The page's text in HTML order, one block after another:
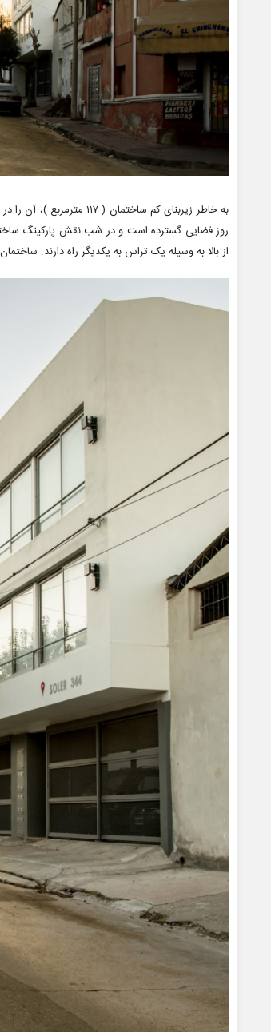
به خاطر زیربنای کم
روز فضایی گسترده است و در شب نقش پارکینگ
از بالا به وسیله یک تراس به یکدیگر راه دارند.